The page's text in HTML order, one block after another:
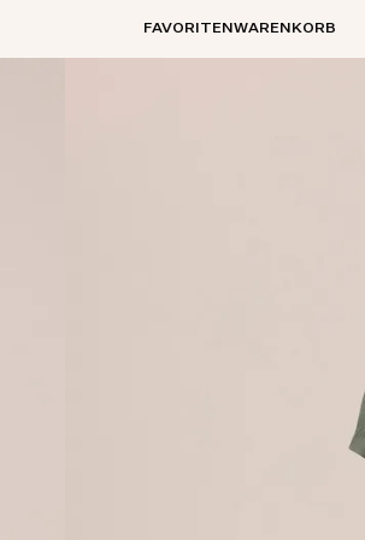
FAVORITEN WARENKORB